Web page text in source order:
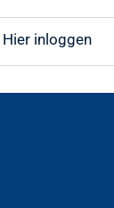
Hier inloggen